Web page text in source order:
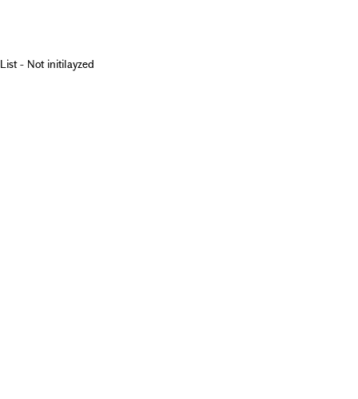
List - Not initilayzed